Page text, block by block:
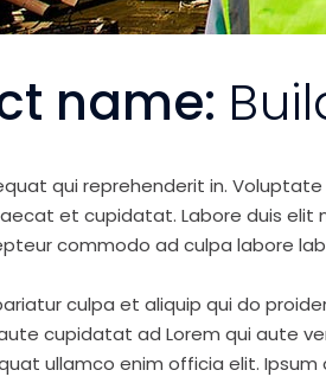
name:
qui reprehenderit in.
et cupidatat. Labore duis elit
commodo ad culpa labore
culpa et aliquip qui do
cupidatat ad Lorem qui aute
ullamco enim officia elit. Ipsum